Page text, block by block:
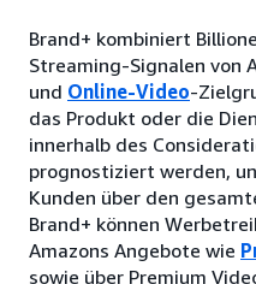
Brand+ kombiniert
Streaming-Signalen von
und Online-Video-
das Produkt oder die
innerhalb des
prognostiziert werden,
Kunden über den
Brand+ können
Amazons Angebote wie
sowie über Premium